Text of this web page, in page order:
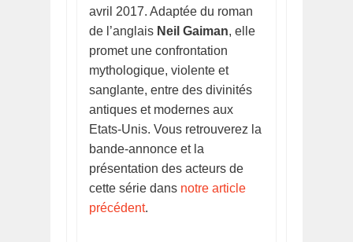
avril 2017. Adaptée du roman
de l’anglais Neil Gaiman, elle
promet une confrontation
mythologique, violente et
sanglante, entre des divinités
antiques et modernes aux
Etats-Unis. Vous retrouverez la
bande-annonce et la
présentation des acteurs de
cette série dans notre article
précédent.